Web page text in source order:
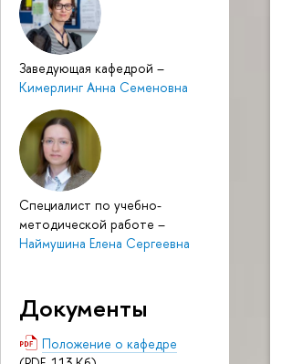
Заведующая кафедрой –
Кимерлинг Анна Семеновна
Специалист по учебно-
методической работе –
Наймушина Елена Сергеевна
Документы
Положение о кафедре